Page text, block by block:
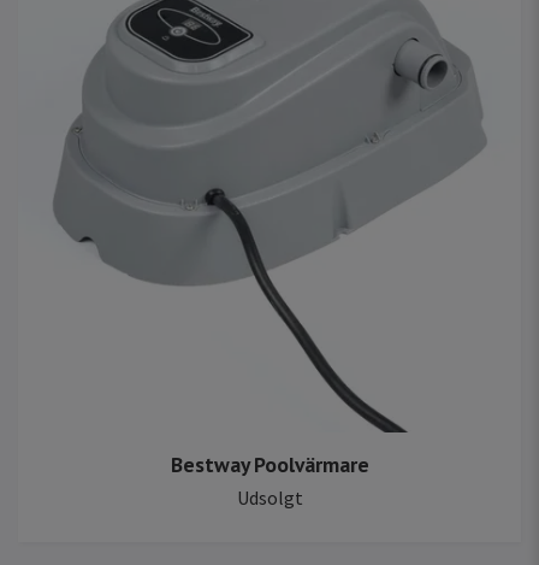
Bestway Poolvärmare
Udsolgt